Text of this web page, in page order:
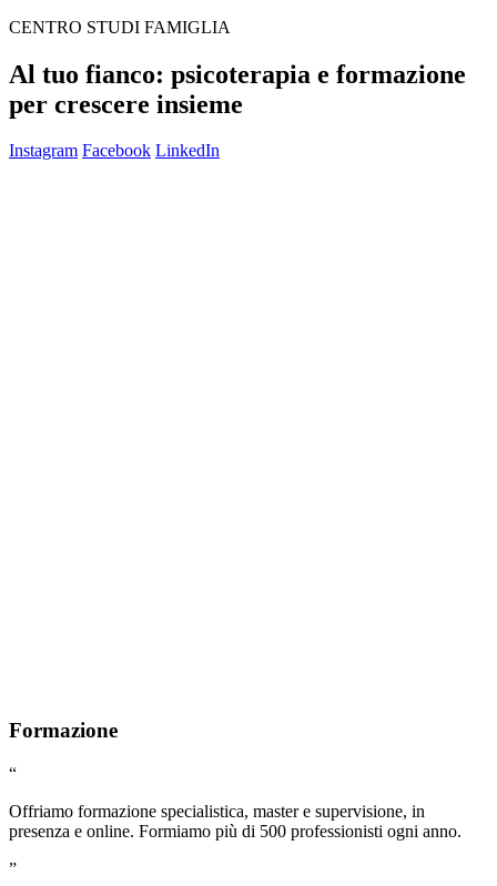
CENTRO STUDI FAMIGLIA
Al tuo fianco: psicoterapia e formazione
per crescere insieme
Instagram Facebook LinkedIn
Formazione
“
Offriamo formazione specialistica, master e supervisione, in
presenza e online. Formiamo più di 500 professionisti ogni anno.
”